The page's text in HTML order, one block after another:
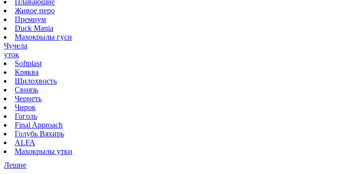
Плавающие
Живое перо
Премиум
Duck Mania
Махокрылы гуси
Чучела
уток
Softplast
Кряква
Шилохвость
Свиязь
Чернеть
Чирок
Гоголь
Final Approach
Голубь Вяхирь
ALFA
Махокрылы утки
Лешие